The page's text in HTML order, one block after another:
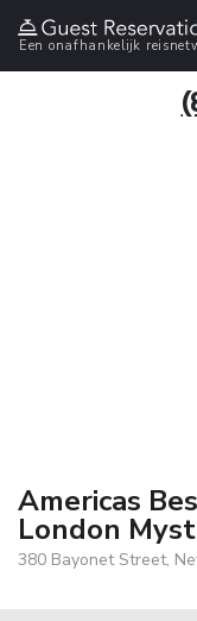
Een onafhankelijk
Americas
London
380 Bayonet Street,